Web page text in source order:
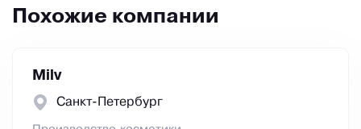
Похожие компании
Milv
Санкт-Петербург